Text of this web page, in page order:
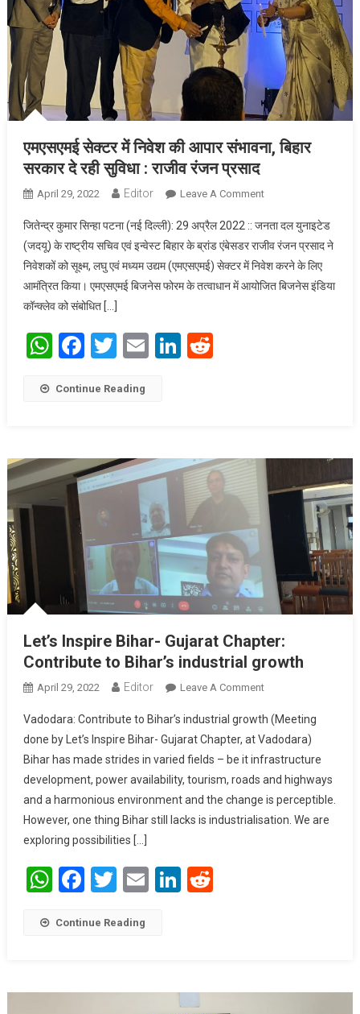
एमएसएमई सेक्‍टर में निवेश की आपार संभावना, बिहार
सरकार दे रही सुविधा : राजीव रंजन प्रसाद
April 29, 2022 Editor Leave A CommentOn एमएसएमई सेक्‍टर में
संभावना, बिहार सरकार
दे रही सुविधा : राजीव
रंजन प्रसाद
जितेन्द्र कुमार सिन्हा पटना (नई दिल्‍ली): 29 अप्रैल 2022 :: जनता दल युनाइटेड
(जदयू) के राष्‍ट्रीय सचिव एवं इन्‍वेस्‍ट बिहार के ब्रांड एंबेसडर राजीव रंजन प्रसाद ने
निवेशकों को सूक्ष्म, लघु एवं मध्यम उद्यम (एमएसएमई) सेक्‍टर में निवेश करने के लिए
आमंत्रित किया। एमएसएमई बिजनेस फोरम के तत्‍वाधान में आयोजित बिजनेस इंडिया
कॉन्‍क्‍लेव को संबोधित […]
WhatsApp
Facebook
Twitter
EmailLinkedIn
Continue Reading
Let’s Inspire Bihar- Gujarat Chapter:
Contribute to Bihar’s industrial growth
April 29, 2022 Editor Leave A CommentOn Let’s Inspire
Chapter:
Contribute To
Bihar’s Industrial
Growth
Vadodara: Contribute to Bihar’s industrial growth (Meeting
done by Let’s Inspire Bihar- Gujarat Chapter, at Vadodara)
Bihar has made strides in varied fields – be it infrastructure
development, power availability, tourism, roads and highways
and a harmonious environment and the change is perceptible.
However, one thing Bihar still lacks is industrialisation. We are
exploring possibilities […]
WhatsApp
Facebook
Twitter
EmailLinkedIn
Reddit
Continue Reading